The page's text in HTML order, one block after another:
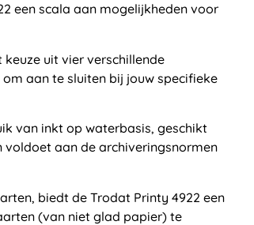
een scala aan mogelijkheden voor
uit vier verschillende
aan te sluiten bij jouw specifieke
van inkt op waterbasis, geschikt
aan de archiveringsnormen
biedt de Trodat Printy 4922 een
(van niet glad papier) te